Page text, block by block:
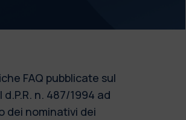
FAQ pubblicate sul
n. 487/1994 ad
dei nominativi dei